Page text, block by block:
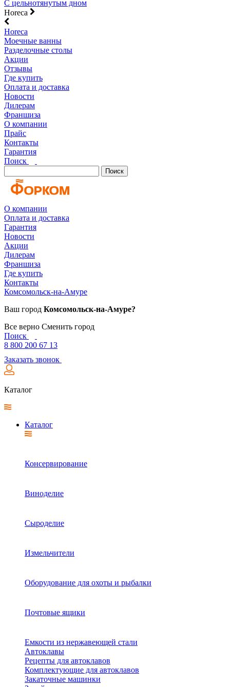
С цельнотянутым дном
Horeca
Horeca
Моечные ванны
Разделочные столы
Акции
Отзывы
Где купить
Оплата и доставка
Новости
Дилерам
Франшиза
О компании
Прайс
Контакты
Гарантия
Поиск
Поиск
О компании
Оплата и доставка
Гарантия
Новости
Акции
Дилерам
Франшиза
Где купить
Контакты
Комсомольск-на-Амуре
Ваш город Комсомольск-на-Амуре?
Все верно Сменить город
Поиск
8 800 200 67 13
Заказать звонок
Каталог
Каталог
Консервирование
Виноделие
Сыроделие
Измельчители
Оборудование для охоты и рыбалки
Почтовые ящики
Емкости из нержавеющей стали
Автоклавы
Рецепты для автоклавов
Комплектующие для автоклавов
Закаточные машинки